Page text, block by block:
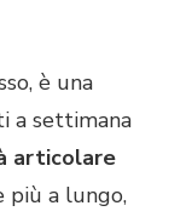
è una
a settimana
articolare
più a lungo,